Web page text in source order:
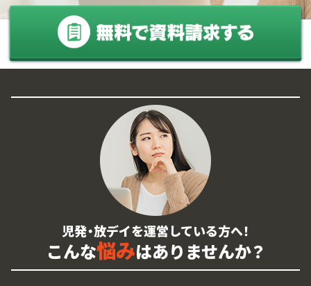
児発・放デイを運営している方へ！
こんな悩みはありませんか？